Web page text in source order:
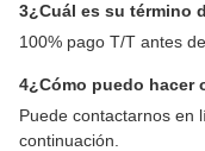
3¿Cuál es su término
100% pago T/T antes
4¿Cómo puedo hacer
Puede contactarnos en
continuación.